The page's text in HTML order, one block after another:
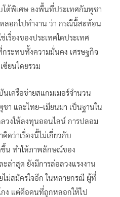
โต้พิเศษ ลงพื้นที่ประเทศกัมพูชา
ลอกไปทำงาน ว่า กรณีนี้สะท้อน
รื่องของประเทศใดประเทศ
ระทบทั้งความมั่นคง เศรษฐกิจ
ยนโดยรวม
ครือข่ายสแกมเมอร์จำนวน
า และไทย–เมียนมา เป็นฐานใน
วงให้ลงทุนออนไลน์ การปลอม
ดว่าเรื่องนี้ไม่เกี่ยวกับ
ขึ้น ทำให้ภาพลักษณ์ของ
ล่าสุด ยังมีการล่อลวงแรงงาน
ม่สมัครใจอีก ในหลายกรณี ผู้ที่
กง แต่คือคนที่ถูกหลอกให้ไป